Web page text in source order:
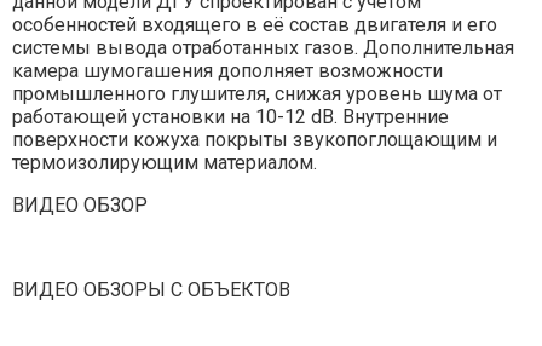
особенностей входящего в её состав двигателя и его
системы вывода отработанных газов. Дополнительная
камера шумогашения дополняет возможности
промышленного глушителя, снижая уровень шума от
работающей установки на 10-12 dB. Внутренние
поверхности кожуха покрыты звукопоглощающим и
термоизолирующим материалом.
ВИДЕО ОБЗОР
ВИДЕО ОБЗОРЫ С ОБЪЕКТОВ